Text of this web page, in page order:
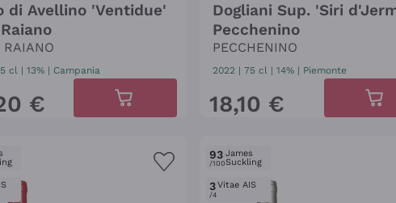
di Avellino 'Ventidue'
cl | 13% Campania
€
Dogliani Sup. 'Siri
Pecchenino
PECCHENINO
2022 |75 cl | 14% Piemonte
18,10 €
93
/100
James
Suckling
3
/4
Vitae AIS